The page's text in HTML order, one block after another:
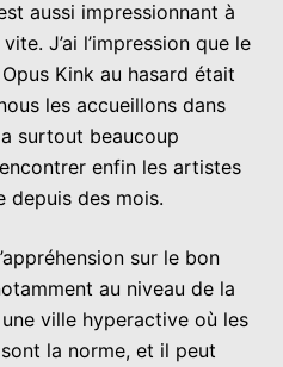
aussi impressionnant à
J’ai l’impression que le
Kink au hasard était
les accueillons dans
surtout beaucoup
enfin les artistes
depuis des mois.
sur le bon
au niveau de la
ville hyperactive où les
la norme, et il peut